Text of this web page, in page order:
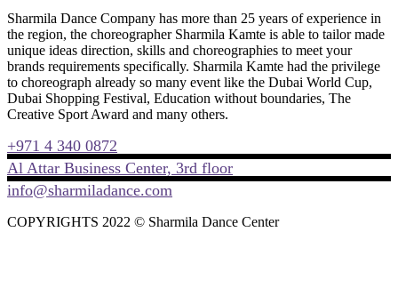
Sharmila Dance Company has more than 25 years of experience in
the region, the choreographer Sharmila Kamte is able to tailor made
unique ideas direction, skills and choreographies to meet your
brands requirements specifically. Sharmila Kamte had the privilege
to choreograph already so many event like the Dubai World Cup,
Dubai Shopping Festival, Education without boundaries, The
Creative Sport Award and many others.
+971 4 340 0872
Al Attar Business Center, 3rd floor
info@sharmiladance.com
COPYRIGHTS 2022 © Sharmila Dance Center